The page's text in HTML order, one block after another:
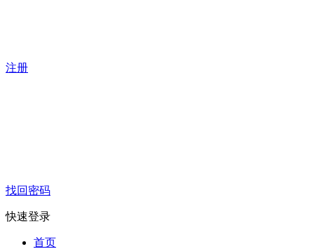
注册
找回密码
快速登录
首页